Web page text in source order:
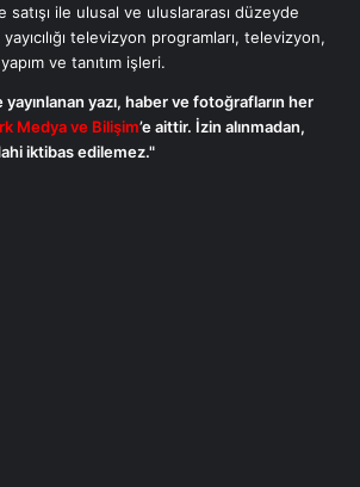
satışı ile ulusal ve uluslararası düzeyde
televizyon programları, televizyon,
ve tanıtım işleri.
yazı, haber ve fotoğrafların her
Medya ve Bilişim’e aittir. İzin alınmadan,
iktibas edilemez."